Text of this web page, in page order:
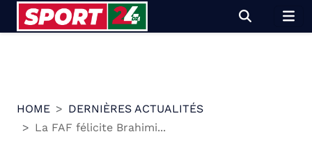
HOME
DERNIÈRES ACTUALITÉS
La FAF félicite Brahimi...